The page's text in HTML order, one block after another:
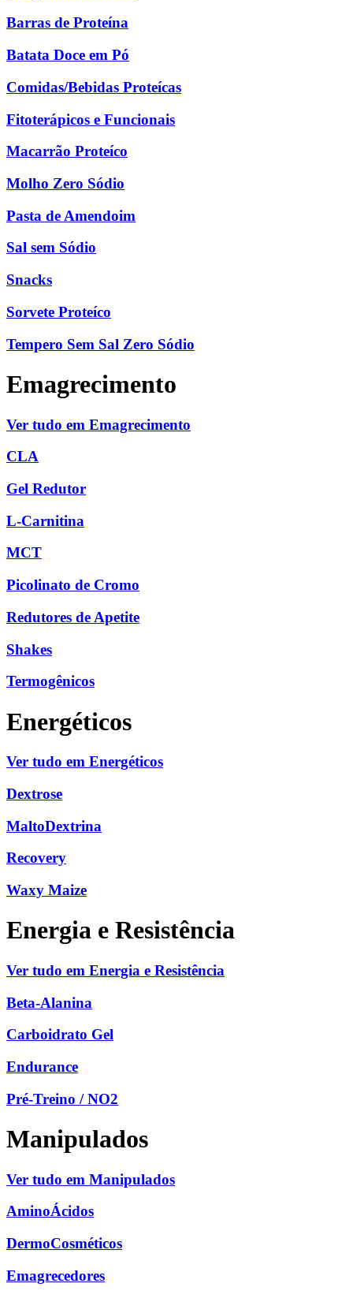
Barras de Proteína
Batata Doce em Pó
Comidas/Bebidas Proteícas
Fitoterápicos e Funcionais
Macarrão Proteíco
Molho Zero Sódio
Pasta de Amendoim
Sal sem Sódio
Snacks
Sorvete Proteíco
Tempero Sem Sal Zero Sódio
Emagrecimento
Ver tudo em Emagrecimento
CLA
Gel Redutor
L-Carnitina
MCT
Picolinato de Cromo
Redutores de Apetite
Shakes
Termogênicos
Energéticos
Ver tudo em Energéticos
Dextrose
MaltoDextrina
Recovery
Waxy Maize
Energia e Resistência
Ver tudo em Energia e Resistência
Beta-Alanina
Carboidrato Gel
Endurance
Pré-Treino / NO2
Manipulados
Ver tudo em Manipulados
AminoÁcidos
DermoCosméticos
Emagrecedores